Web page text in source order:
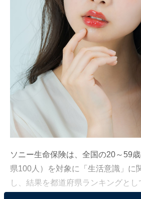
ソニー生命保険は、全国の20～59
県100人）を対象に「生活意識」に
し、結果を都道府県ランキングとし